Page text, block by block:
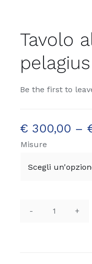
Tavolo
Be the first to
€300,00 –
Misure